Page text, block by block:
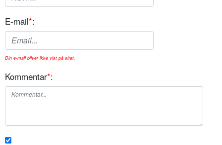
E-mail*:
Din e-mail bliver ikke vist på sitet.
Kommentar*: